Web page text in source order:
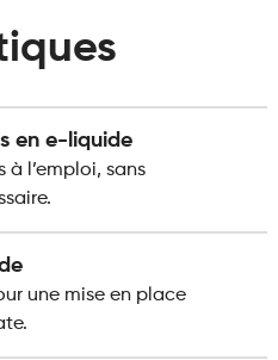
en e-liquide
à l’emploi, sans
une mise en place